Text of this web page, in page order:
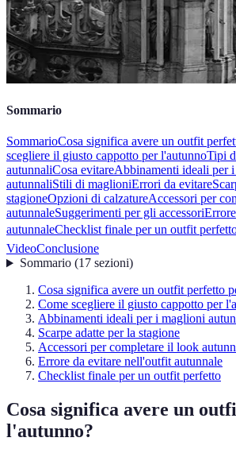
Sommario
SommarioCosa significa avere un outfit
scegliere il giusto cappotto per l'autunnoTipi
autunnaliCosa evitareAbbinamenti ideali per
autunnaliStili di maglioniErrori da evitare
stagioneOpzioni di calzatureAccessori per
autunnaleSuggerimenti per gli accessori
autunnaleChecklist finale per un outfit
VideoConclusione
Sommario(17 sezioni)
Cosa significa avere un outfit perfetto
Come scegliere il giusto cappotto per
Abbinamenti ideali per i maglioni
Scarpe adatte per la stagione
Accessori per completare il look
Errore da evitare nell'outfit autunnale
Checklist finale per un outfit perfetto
Cosa significa avere un
l'autunno?